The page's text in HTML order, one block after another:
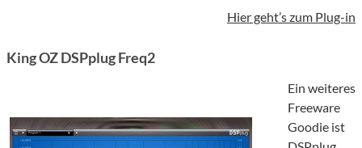
Hier geht’s zum Plug-in
King OZ DSPplug Freq2
Ein weiteres
Freeware
Goodie ist